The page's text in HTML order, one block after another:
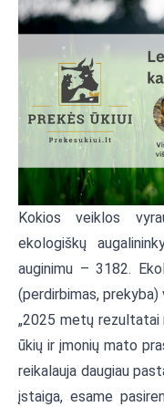
Kokios veiklos
ekologiškų
auginimu – 3182.
(perdirbimas,
„2025 metų rezultatai
ūkių ir įmonių mato
reikalauja daugiau
įstaiga, esame